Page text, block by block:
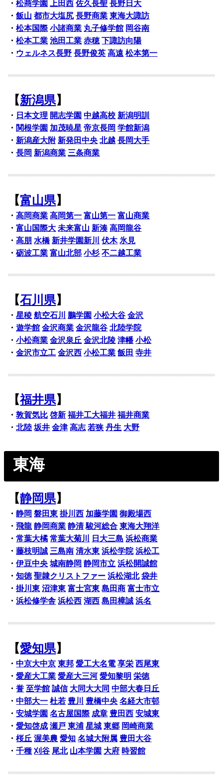
・松商学園 上田西 佐久長聖 長野日大
・飯山 都市大塩尻 長野商業 東海大諏訪
・松本国際 小諸商業 丸子修学館 岡谷南
・松本工業 池田工業 赤穂 下諏訪向陽
・ ウェルネス長野 長野俊英 高遠 松本第一
【新潟県】
・ 日本文理 開志学園 中越高校 新潟明訓
・ 関根学園 加茂暁星 帝京長岡 学館新潟
・新潟産大附 新発田中央 北越 長岡大手
・長岡 新潟商業 三条商業
【富山県】
・高岡商業 高岡第一 富山第一 富山商業
・富山国際大 未来富山 新湊 高岡龍谷
・高朋 水橋 新井学園新川 伏木 氷見
・砺波工業 富山北部 小杉 不二越工業
【石川県】
・星稜 航空石川 鵬学園 小松大谷 金沢
・遊学館 金沢商業 金沢龍谷 北陸学院
・小松商業 金沢泉丘 金沢北陵 津幡 小松
・金沢市立工 金沢西 小松工業 飯田 寺井
【福井県】
・敦賀気比 啓新 福井工大福井 福井商業
・北陸 坂井 金津 高志 若狭 丹生 大野
東海
【静岡県】
・静岡 磐田東 掛川西 加藤学園 御殿場西
・飛龍 静岡商業 静清 駿河総合 東海大翔洋
・常葉大橘 常葉大菊川 日大三島 浜松商業
・藤枝明誠 三島南 清水東 浜松学院 浜松工
・伊豆中央 城南静岡 静岡市立 浜松開誠館
・知徳 聖隷クリストファー 浜松湖北 袋井
・掛川東 沼津東 富士宮東 島田商 富士市立
・浜松修学舎 浜松西 湖西 島田樟誠 浜名
【愛知県】
・中京大中京 東邦 愛工大名電 享栄 西尾東
・愛産大工業 愛産大三河 愛知黎明 栄徳
・誉 至学館 誠信 大同大大同 中部大春日丘
・中部大一 杜若 豊川 豊橋中央 名経大市邨
・安城学園 名古屋国際 成章 豊田西 安城東
・愛知啓成 瀬戸 東浦 星城 東郷 岡崎商業
・桜丘 渥美農 愛知 名城大附属 豊田大谷
・千種 刈谷 尾北 山本学園 大府 時習館